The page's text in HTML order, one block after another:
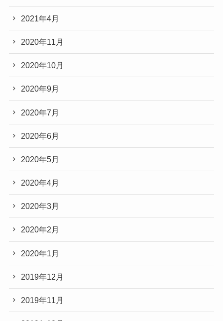
2021年4月
2020年11月
2020年10月
2020年9月
2020年7月
2020年6月
2020年5月
2020年4月
2020年3月
2020年2月
2020年1月
2019年12月
2019年11月